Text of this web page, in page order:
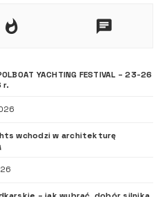
YACHTING FESTIVAL – 23-26
r.
wchodzi w architekturę